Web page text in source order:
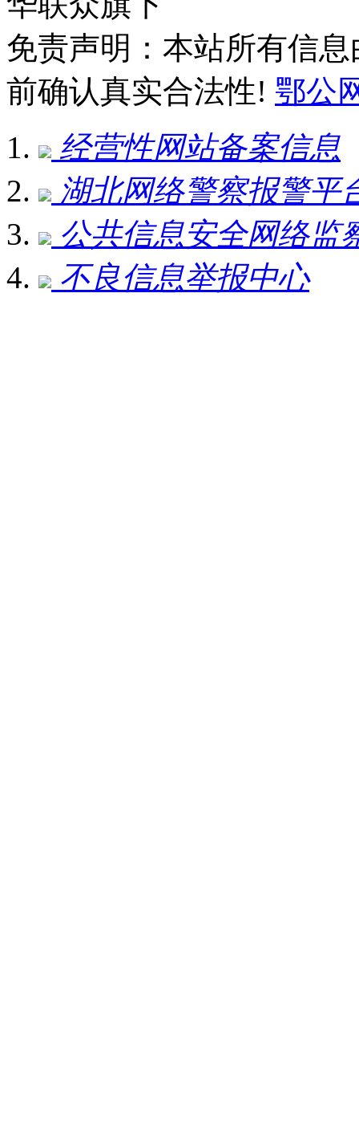
免责声明：本站所有信
前确认真实合法性! 鄂公
经营性网站备案信息
湖北网络警察报警平
公共信息安全网络监
不良信息举报中心